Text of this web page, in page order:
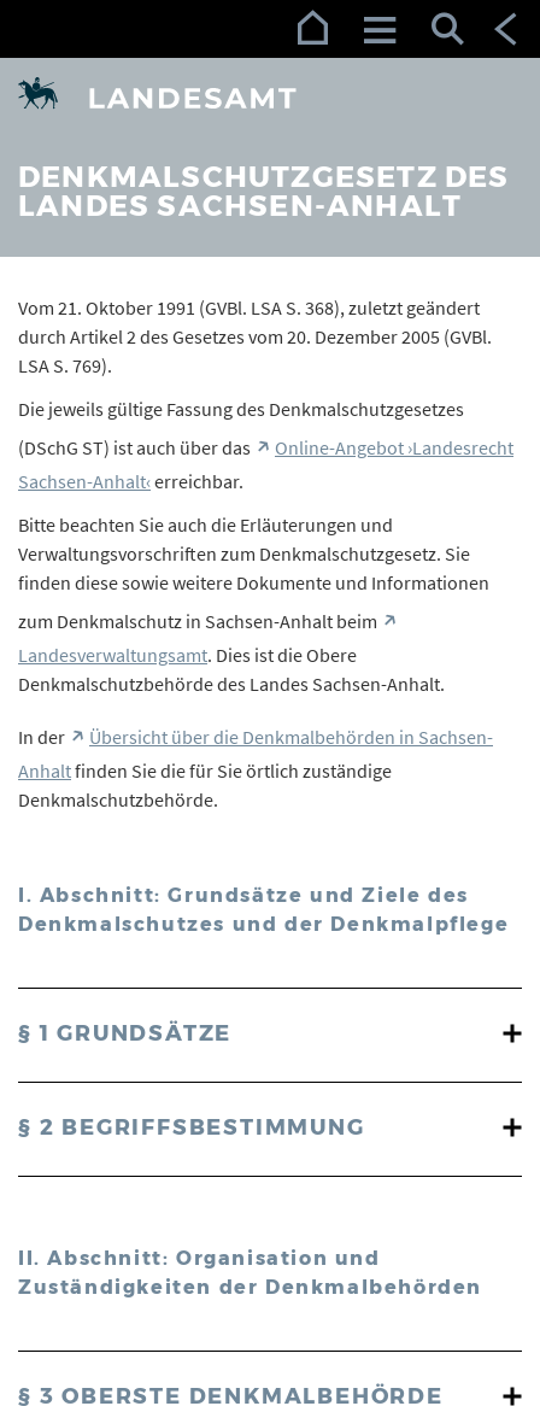
DENKMALSCHUTZGESETZ DES
LANDES SACHSEN-ANHALT
Vom 21. Oktober 1991 (GVBl. LSA S. 368), zuletzt geändert
durch Artikel 2 des Gesetzes vom 20. Dezember 2005 (GVBl.
LSA S. 769).
Die jeweils gültige Fassung des Denkmalschutzgesetzes
(DSchG ST) ist auch über das
Online-Angebot ›Landesrecht
Sachsen-Anhalt‹erreichbar.
Bitte beachten Sie auch die Erläuterungen und
Verwaltungsvorschriften zum Denkmalschutzgesetz. Sie
finden diese sowie weitere Dokumente und Informationen
zum Denkmalschutz in Sachsen-Anhalt beim
Landesverwaltungsamt. Dies ist die Obere
Denkmalschutzbehörde des Landes Sachsen-Anhalt.
In der
Übersicht über die Denkmalbehörden in Sachsen-
Anhaltfinden Sie die für Sie örtlich zuständige
Denkmalschutzbehörde.
I. Abschnitt: Grundsätze und Ziele des
Denkmalschutzes und der Denkmalpflege
§ 1 GRUNDSÄTZE
§ 2 BEGRIFFSBESTIMMUNG
II. Abschnitt: Organisation und
Zuständigkeiten der Denkmalbehörden
§ 3 OBERSTE DENKMALBEHÖRDE